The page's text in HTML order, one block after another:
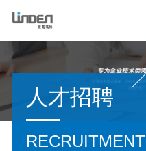
人才招聘
RECRUITMENT